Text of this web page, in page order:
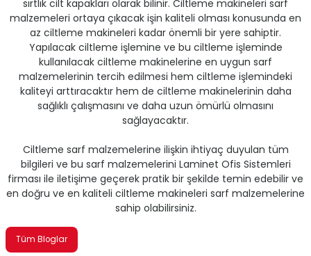
sırtlık cilt kapakları olarak bilinir. Ciltleme makineleri sarf
malzemeleri ortaya çıkacak işin kaliteli olması konusunda en
az ciltleme makineleri kadar önemli bir yere sahiptir.
Yapılacak ciltleme işlemine ve bu ciltleme işleminde
kullanılacak ciltleme makinelerine en uygun sarf
malzemelerinin tercih edilmesi hem ciltleme işlemindeki
kaliteyi arttıracaktır hem de ciltleme makinelerinin daha
sağlıklı çalışmasını ve daha uzun ömürlü olmasını
sağlayacaktır.
Ciltleme sarf malzemelerine ilişkin ihtiyaç duyulan tüm
bilgileri ve bu sarf malzemelerini Laminet Ofis Sistemleri
firması ile iletişime geçerek pratik bir şekilde temin edebilir ve
en doğru ve en kaliteli ciltleme makineleri sarf malzemelerine
sahip olabilirsiniz.
Tüm Bloglar